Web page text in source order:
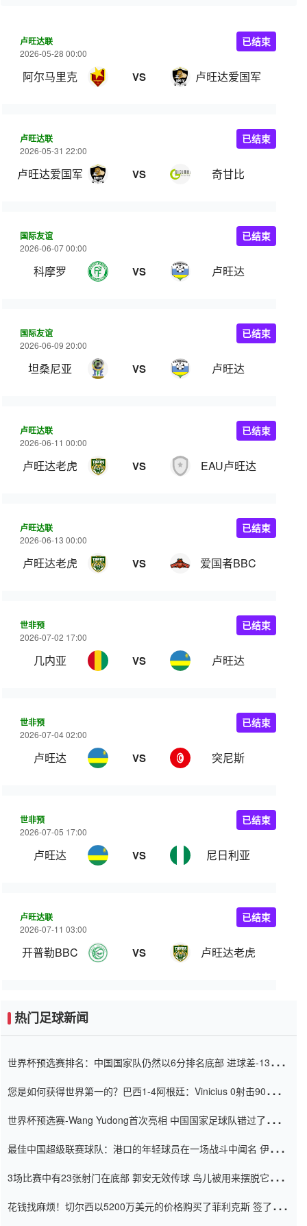
卢旺达联
2026-05-28 00:00
阿尔马里克 VS 卢旺达爱国军
已结束
卢旺达联
2026-05-31 22:00
卢旺达爱国军 VS 奇甘比
已结束
国际友谊
2026-06-07 00:00
科摩罗 VS 卢旺达
已结束
国际友谊
2026-06-09 20:00
坦桑尼亚 VS 卢旺达
已结束
卢旺达联
2026-06-11 00:00
卢旺达老虎 VS EAU卢旺达
已结束
卢旺达联
2026-06-13 00:00
卢旺达老虎 VS 爱国者BBC
已结束
世非预
2026-07-02 17:00
几内亚 VS 卢旺达
已结束
世非预
2026-07-04 02:00
卢旺达 VS 突尼斯
已结束
世非预
2026-07-05 17:00
卢旺达 VS 尼日利亚
已结束
卢旺达联
2026-07-11 03:00
开普勒BBC VS 卢旺达老虎
已结束
热门足球新闻
世界杯预选赛排名：中国国家队仍然以6分排名底部 进球差-13令人
您是如何获得世界第一的？巴西1-4阿根廷：Vinicius 0射击90分钟
世界杯预选赛-Wang Yudong首次亮相 中国国家足球队错过了世界
最佳中国超级联赛球队：港口的年轻球员在一场战斗中闻名 伊万放
3场比赛中有23张射门在底部 郭安无效传球 鸟儿被用来摆脱它
花钱找麻烦！切尔西以5200万美元的价格购买了菲利克斯 签了7年